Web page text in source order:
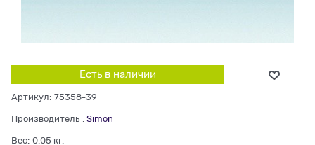
Есть в наличии
Артикул: 75358-39
Производитель : Simon
Вес: 0.05 кг.